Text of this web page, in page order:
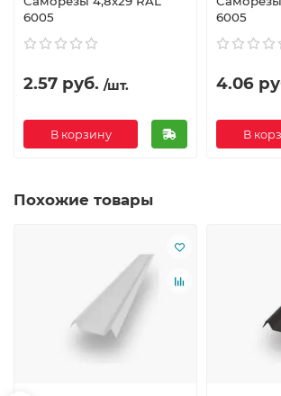
6005
2.57 руб. /шт.
В корзину
6005
4.06
В
Похожие товары